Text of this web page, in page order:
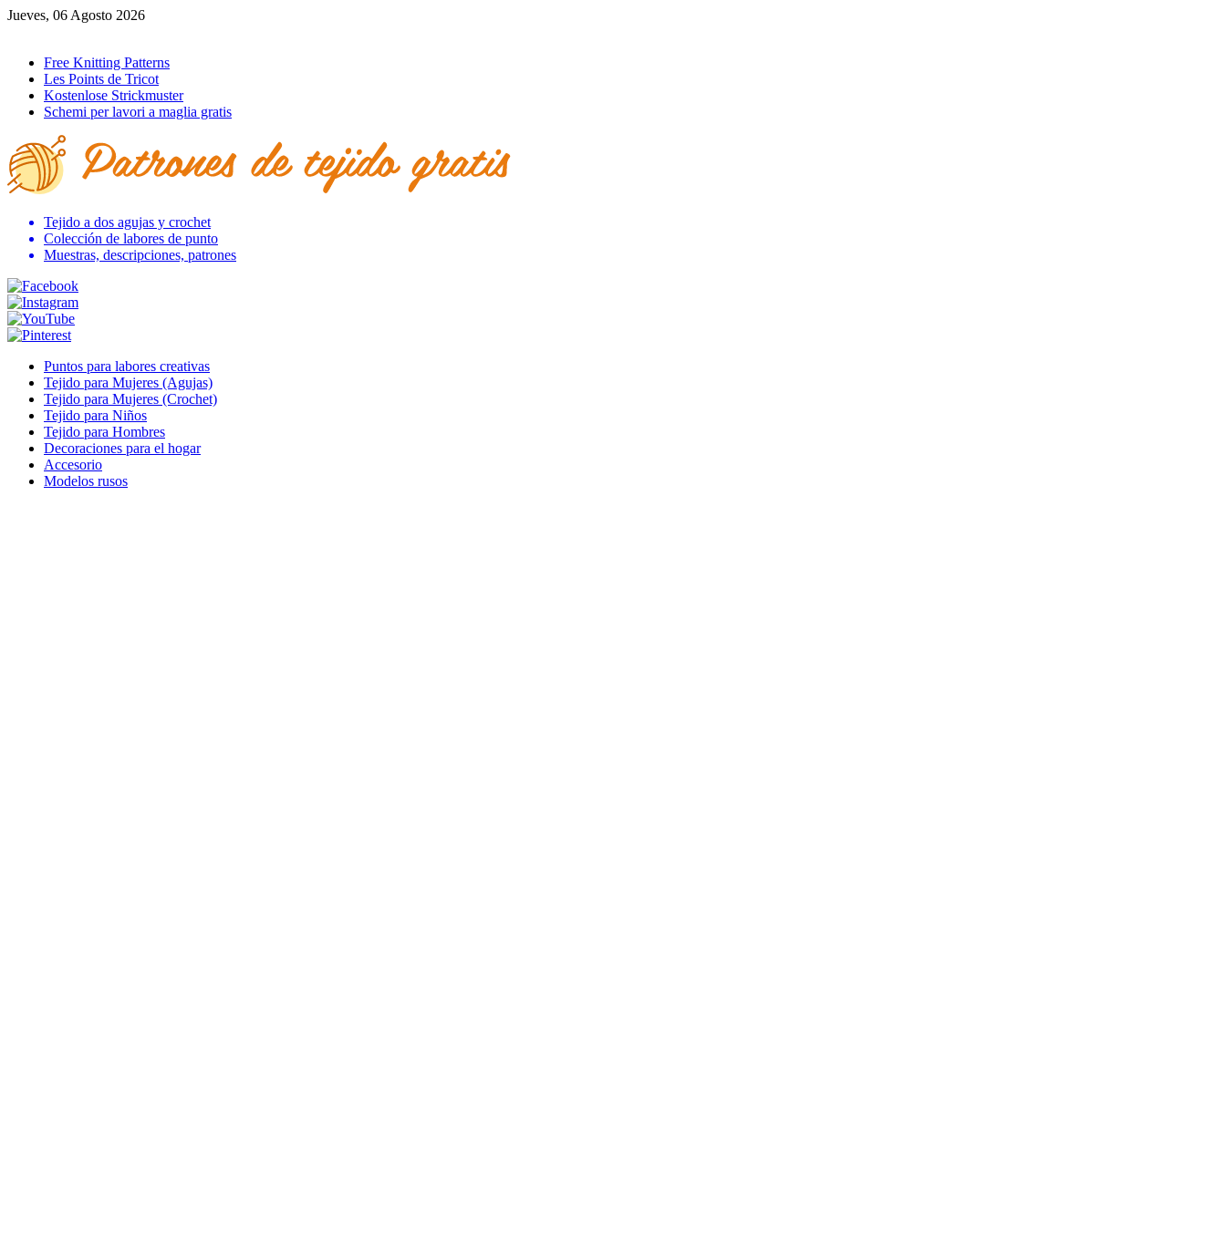
Jueves, 06 Agosto 2026
Free Knitting Patterns
Les Points de Tricot
Kostenlose Strickmuster
Schemi per lavori a maglia gratis
Tejido a dos agujas y crochet
Colección de labores de punto
Muestras, descripciones, patrones
Puntos para labores creativas
Tejido para Mujeres (Agujas)
Tejido para Mujeres (Crochet)
Tejido para Niños
Tejido para Hombres
Decoraciones para el hogar
Accesorio
Modelos rusos